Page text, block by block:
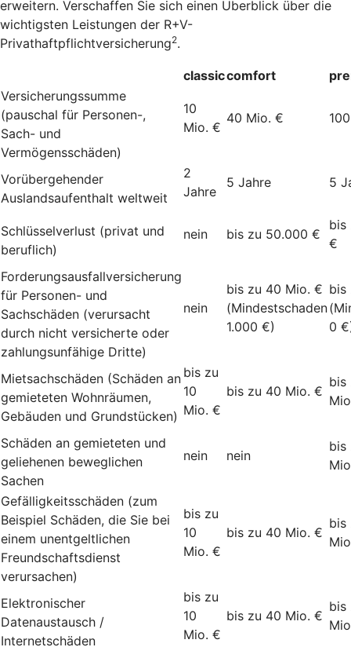
erweitern. Verschaffen Sie sich einen Überblick über die
wichtigsten Leistungen der R+V-
Privathaftpflichtversicherung2.
classiccomfort
Versicherungssumme
(pauschal für Personen-,
Sach- und
Vermögensschäden)
10
Mio. €
40 Mio. €
Vorübergehender
Auslandsaufenthalt weltweit
2
Jahre
5 Jahre 5
Schlüsselverlust (privat und
beruflich)
nein bis zu 50.000 €
bis
€
Forderungsausfallversicherung
für Personen- und
Sachschäden (verursacht
durch nicht versicherte oder
zahlungsunfähige Dritte)
nein
bis zu 40 Mio. €
(Mindestschaden
1.000 €)
bis
0
Mietsachschäden (Schäden an
gemieteten Wohnräumen,
Gebäuden und Grundstücken)
bis zu
10
Mio. €
bis zu 40 Mio. €
bis
Schäden an gemieteten und
geliehenen beweglichen
Sachen
nein nein
bis
Gefälligkeitsschäden (zum
Beispiel Schäden, die Sie bei
einem unentgeltlichen
Freundschaftsdienst
verursachen)
bis zu
10
Mio. €
bis zu 40 Mio. €
bis
Elektronischer
Datenaustausch /
Internetschäden
bis zu
10
Mio. €
bis zu 40 Mio. €
bis